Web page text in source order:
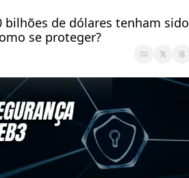
bilhões de dólares tenham sido
se proteger?